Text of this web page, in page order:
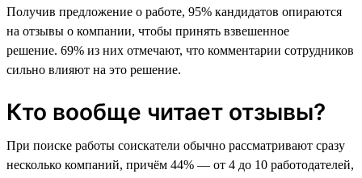
Получив предложение о работе, 95% кандидатов опираются
на отзывы о компании, чтобы принять взвешенное
решение. 69% из них отмечают, что комментарии сотрудников
сильно влияют на это решение.
Кто вообще читает отзывы?
При поиске работы соискатели обычно рассматривают сразу
несколько компаний, причём 44% — от 4 до 10 работодателей,